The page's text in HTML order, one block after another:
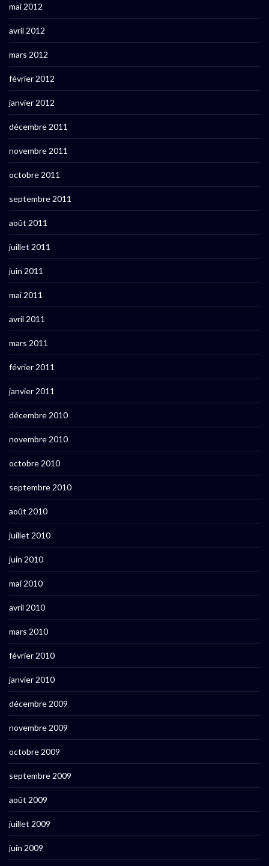
mai 2012
avril 2012
mars 2012
février 2012
janvier 2012
décembre 2011
novembre 2011
octobre 2011
septembre 2011
août 2011
juillet 2011
juin 2011
mai 2011
avril 2011
mars 2011
février 2011
janvier 2011
décembre 2010
novembre 2010
octobre 2010
septembre 2010
août 2010
juillet 2010
juin 2010
mai 2010
avril 2010
mars 2010
février 2010
janvier 2010
décembre 2009
novembre 2009
octobre 2009
septembre 2009
août 2009
juillet 2009
juin 2009